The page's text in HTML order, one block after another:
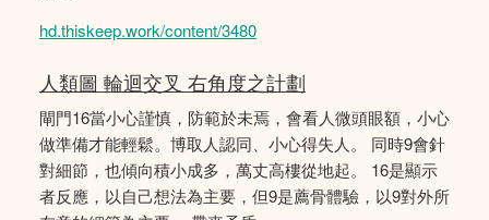
hd.thiskeep.work/content/3480
人類圖 輪迴交叉 右角度之計劃
閘門16當小心謹慎，防範於未焉，會看人微頭眼額，小心
做準備才能輕鬆。博取人認同、小心得失人。 同時9會針
對細節，也傾向積小成多，萬丈高樓從地起。 16是顯示
者反應，以自己想法為主要，但9是薦骨體驗，以9對外所